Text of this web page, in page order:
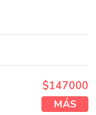
$147000
MÁS